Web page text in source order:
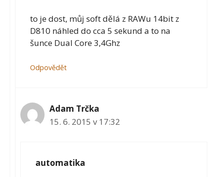
to je dost, můj soft dělá z RAWu 14bit z
D810 náhled do cca 5 sekund a to na
šunce Dual Core 3,4Ghz
Odpovědět
Adam Trčka
15. 6. 2015 v 17:32
automatika